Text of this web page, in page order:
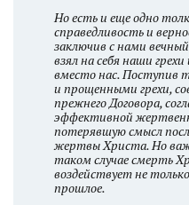
Но есть и еще одно
справедливость и
заключив с нами
взял на себя наши
вместо нас. Поступив
и прощенными грехи,
прежнего Договора,
эффективной
потерявшую смысл
жертвы Христа. Но
таком случае смерть
воздействует не
прошлое.